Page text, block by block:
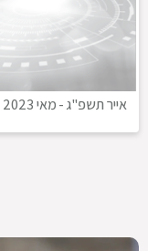
אייר תשפ"ג-מאי 2023